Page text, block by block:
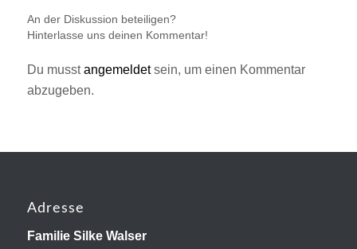
An der Diskussion beteiligen?
Hinterlasse uns deinen Kommentar!
Du musstangemeldetsein, um einen Kommentar
abzugeben.
Adresse
Familie Silke Walser